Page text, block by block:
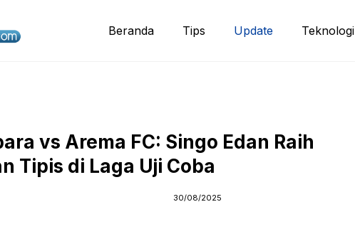
Beranda Tips Update Teknologi
vs Arema FC: Singo Edan Raih
Tipis di Laga Uji Coba
30/08/2025